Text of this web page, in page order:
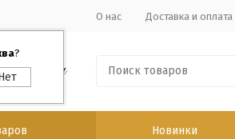
?
О нас Доставка и оплата
Новинки